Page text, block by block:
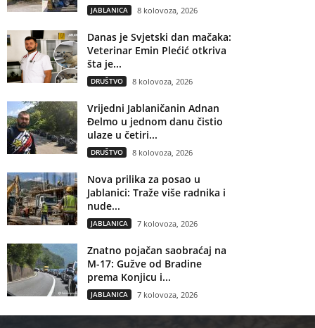
JABLANICA 8 kolovoza, 2026
Danas je Svjetski dan mačaka:
Veterinar Emin Plećić otkriva
šta je...
DRUŠTVO 8 kolovoza, 2026
Vrijedni Jablaničanin Adnan
Đelmo u jednom danu čistio
ulaze u četiri...
DRUŠTVO 8 kolovoza, 2026
Nova prilika za posao u
Jablanici: Traže više radnika i
nude...
JABLANICA 7 kolovoza, 2026
Znatno pojačan saobraćaj na
M-17: Gužve od Bradine
prema Konjicu i...
JABLANICA 7 kolovoza, 2026